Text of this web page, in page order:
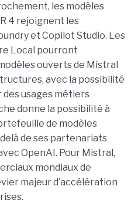
les modèles
4 rejoignent les
et Copilot Studio. Les
Local pourront
ouverts de Mistral
avec la possibilité
usages métiers
donne la possibilité à
de modèles
de ses partenariats
OpenAI. Pour Mistral,
mondiaux de
majeur d’accélération